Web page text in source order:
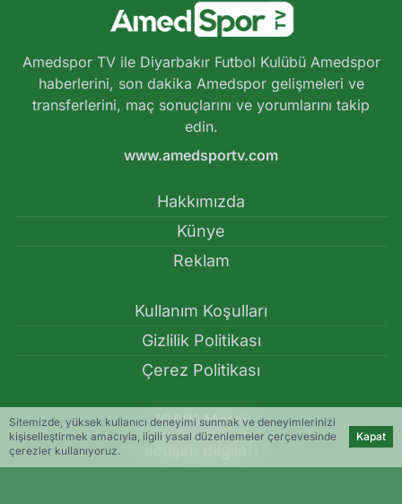
Amedspor TV ile Diyarbakır Futbol Kulübü Amedspor
haberlerini, son dakika Amedspor gelişmeleri ve
transferlerini, maç sonuçlarını ve yorumlarını takip
edin.
www.amedsportv.com
Hakkımızda
Künye
Reklam
Kullanım Koşulları
Gizlilik Politikası
Çerez Politikası
KVKK Metni
Sitemizde, yüksek kullanıcı deneyimi sunmak ve deneyimlerinizi
kişiselleştirmek amacıyla, ilgili yasal düzenlemeler çerçevesinde
çerezler kullanıyoruz.
Kapat